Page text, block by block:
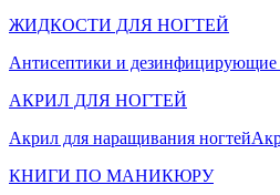
ЖИДКОСТИ ДЛЯ НОГТЕЙ
Антисептики и дезинфицирующие
АКРИЛ ДЛЯ НОГТЕЙ
Акрил для наращивания ногтей
КНИГИ ПО МАНИКЮРУ